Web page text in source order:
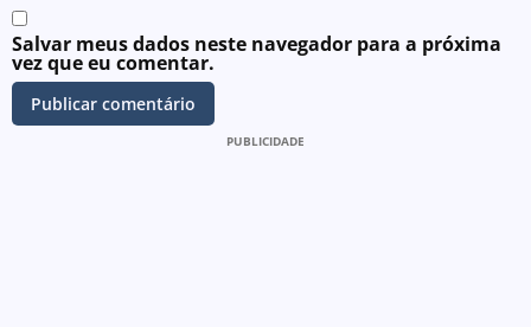
Salvar meus dados neste navegador para a próxima
vez que eu comentar.
PUBLICIDADE